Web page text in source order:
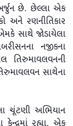
છે. છેલ્લા એક
અને રણનીતિકાર
સાથે જોડાયેલા
નજીકના
તિરુમાવલવનની
સાથેના
ચૂંટણી અભિયાન